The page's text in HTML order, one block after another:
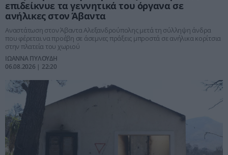
επιδείκνυε τα γεννητικά του όργανα σε
ανήλικες στον Άβαντα
Αναστάτωση στον Άβαντα Αλεξανδρούπολης μετά τη σύλληψη άνδρα
που φέρεται να προέβη σε άσεμνες πράξεις μπροστά σε ανήλικα κορίτσια
στην πλατεία του χωριού
ΙΩΑΝΝΑ ΠΥΛΟΥΔΗ
06.08.2026 | 22:20